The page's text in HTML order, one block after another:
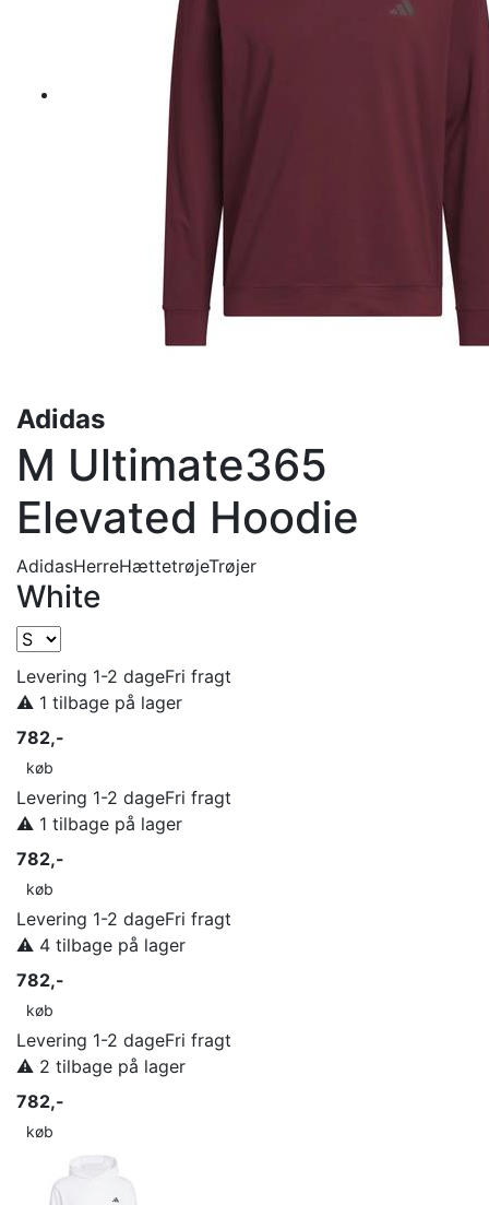
Adidas
M Ultimate365
Elevated Hoodie
AdidasHerreHættetrøjeTrøjer
White
Levering 1-2 dageFri fragt
⚠️ 1 tilbage på lager
782,-
køb
Levering 1-2 dageFri fragt
⚠️ 1 tilbage på lager
782,-
køb
Levering 1-2 dageFri fragt
⚠️ 4 tilbage på lager
782,-
køb
Levering 1-2 dageFri fragt
⚠️ 2 tilbage på lager
782,-
køb